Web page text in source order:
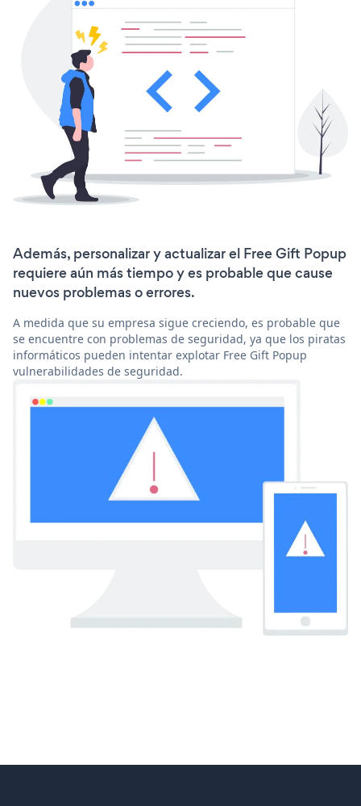
Además, personalizar y actualizar el Free Gift Popup
requiere aún más tiempo y es probable que cause
nuevos problemas o errores.
A medida que su empresa sigue creciendo, es probable que
se encuentre con problemas de seguridad, ya que los piratas
informáticos pueden intentar explotar Free Gift Popup
vulnerabilidades de seguridad.